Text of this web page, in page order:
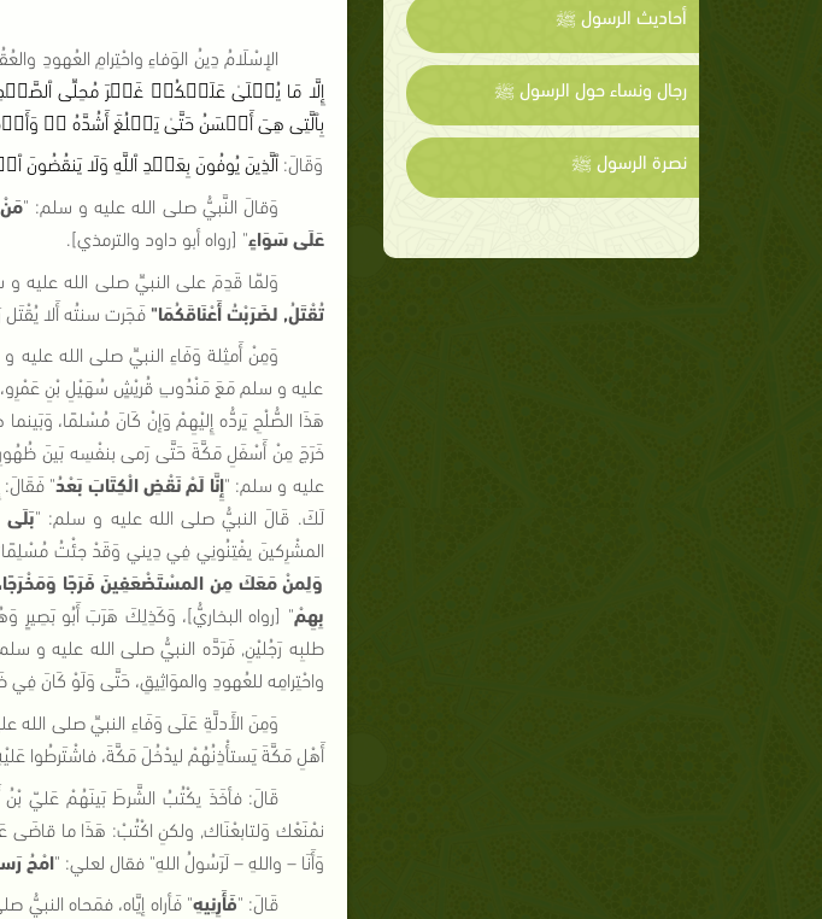
أحاديث الرسول ﷺ
رجال ونساء حول الرسول ﷺ
نصرة الرسول ﷺ
الإسْلَامُ دِينُ الوَفاءِ واحْتِرامِ العُهودِ
إِلَّا مَا يُتۡلَىٰ عَلَيۡكُمۡ غَيۡرَ مُحِلِّى ٱلصَّيۡدِ
بِٱلَّتِى هِىَ أَحۡسَنُ حَتَّىٰ يَبۡلُغَ أَشُدَّهُ ۥ‌ۚ
وَقَالَ:ٱلَّذِينَ يُوفُونَ بِعَهۡدِ ٱللَّهِ وَلَا يَنقُضُونَ
وَقالَ النَّبيُّ صلى الله عليه و سلم: "
عَلَى سَوَاءٍ"
[رواه أبو داود والترمذي].
وَلمّا قَدِمَ على النبيِّ صلى الله عليه و
تُقْتَلُ, لضَرَبْتُ أَعْنَاقَكُمَا"فَجَرت سنتُه أَلا
وَمِنْ أَمثِلة وَفَاءِ النبيِّ صلى الله عليه
عليه و سلم مَعَ مَنْدُوبِ قُريْشٍ سُهَيْلِ بْنِ عَمْرِو،
هَذَا الصُّلْحِ يَردُّه إِليْهِمْ وَإنْ كَانَ مُسْلمًا،
خَرَجَ مِنْ أَسْفَلِ مَكَّةَ حَتَّى رَمى بنفْسِه بَينَ
عليه و سلم: "إِنَّا لَمْ نَقْضِ الْكِتَابَ بَعْدُ"فَقَالَ:
لَكَ. قَالَ النبيُّ صلى الله عليه و سلم: "
المشْرِكينَ يفْتِنُونِي فِي دِيني وَقَدْ جئْتُ
وَلِمنْ مَعَكَ مِن المسْتَضْعَفِينَ فَرَجًا وَمَخْرَجًا،
بِهِمْ"
[رواه البخاريُّ]، وَكَذِلِكَ هَرَبَ أَبُو بَصِيرٍ
طلبِه رَجُليْنِ,فَرَدَّه النبيُّ صلى الله عليه و
واحْتِرامِه للعُهودِ والموَاثِيقِ، حَتَّى وَلَوْ كَانَ
وَمِنَ الأَدلَّةِ عَلَى وَفَاءِ النبيِّ صلى الله
أَهْلِ مَكَّةَ يَستأْذِنُهُمْ ليدْخُلَ مَكَّةَ، فاشْتَرطُوا عَليْهِ
قَالَ:فأخَذَ يكْتُبُ الشَّرطَ بَينَهُمْ عَليّ
نمْنَعْك وَلتابعْنَاك, ولكنِ اكْتُبْ: هَذَا ما قاضَى
وَأَنَا – واللهِ – لَرَسُولُ اللهِ"فقال لعلي: "امْحُ
قَالَ: "فَأَرِنِيهِ"فَأراه إيَّاه، فمَحاه النبيُّ